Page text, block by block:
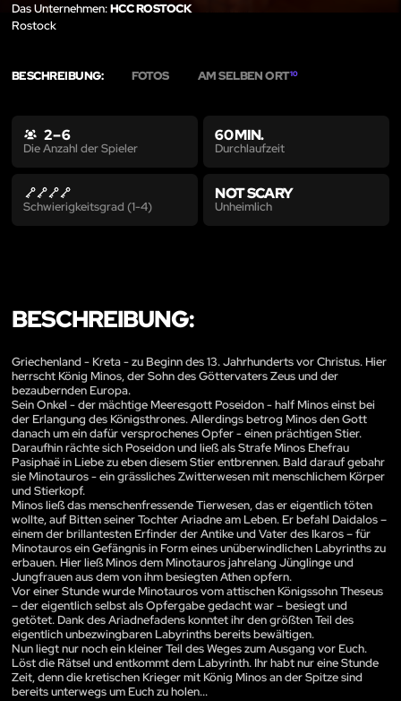
Das Unternehmen:HCC ROSTOCK
Rostock
BESCHREIBUNG: FOTOS AM SELBEN ORT10
2 – 6
Die Anzahl der Spieler
60 MIN.
Durchlaufzeit
Schwierigkeitsgrad (1-4)
NOT SCARY
Unheimlich
BESCHREIBUNG:
Griechenland - Kreta - zu Beginn des 13. Jahrhunderts vor Christus. Hier
herrscht König Minos, der Sohn des Göttervaters Zeus und der
bezaubernden Europa.
Sein Onkel - der mächtige Meeresgott Poseidon - half Minos einst bei
der Erlangung des Königsthrones. Allerdings betrog Minos den Gott
danach um ein dafür versprochenes Opfer - einen prächtigen Stier.
Daraufhin rächte sich Poseidon und ließ als Strafe Minos Ehefrau
Pasiphaë in Liebe zu eben diesem Stier entbrennen. Bald darauf gebahr
sie Minotauros - ein grässliches Zwitterwesen mit menschlichem Körper
und Stierkopf.
Minos ließ das menschenfressende Tierwesen, das er eigentlich töten
wollte, auf Bitten seiner Tochter Ariadne am Leben. Er befahl Daidalos –
einem der brillantesten Erfinder der Antike und Vater des Ikaros – für
Minotauros ein Gefängnis in Form eines unüberwindlichen Labyrinths zu
erbauen. Hier ließ Minos dem Minotauros jahrelang Jünglinge und
Jungfrauen aus dem von ihm besiegten Athen opfern.
Vor einer Stunde wurde Minotauros vom attischen Königssohn Theseus
– der eigentlich selbst als Opfergabe gedacht war – besiegt und
getötet. Dank des Ariadnefadens konntet ihr den größten Teil des
eigentlich unbezwingbaren Labyrinths bereits bewältigen.
Nun liegt nur noch ein kleiner Teil des Weges zum Ausgang vor Euch.
Löst die Rätsel und entkommt dem Labyrinth. Ihr habt nur eine Stunde
Zeit, denn die kretischen Krieger mit König Minos an der Spitze sind
bereits unterwegs um Euch zu holen...